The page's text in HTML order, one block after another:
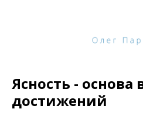
Ясность - основа
достижений